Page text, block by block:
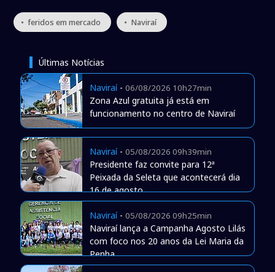
• feridos em mercado • Naviraí
Últimas Notícias
Naviraí- 06/08/2026 10h27min
Zona Azul gratuita já está em
funcionamento no centro de Naviraí
Naviraí- 05/08/2026 09h39min
Presidente faz convite para 12ª
Peixada da Seleta que acontecerá dia
16 de agosto
Naviraí- 05/08/2026 09h25min
Naviraí lança a Campanha Agosto Lilás
com foco nos 20 anos da Lei Maria da
Penha